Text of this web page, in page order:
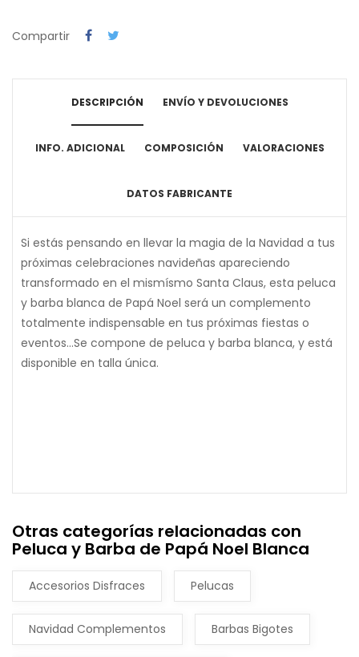
Compartir
DESCRIPCIÓN ENVÍO Y DEVOLUCIONES
INFO. ADICIONAL COMPOSICIÓN VALORACIONES
DATOS FABRICANTE
Si estás pensando en llevar la magia de la Navidad a tus
próximas celebraciones navideñas apareciendo
transformado en el mismísmo Santa Claus, esta peluca
y barba blanca de Papá Noel será un complemento
totalmente indispensable en tus próximas fiestas o
eventos...Se compone de peluca y barba blanca, y está
disponible en talla única.
Otras categorías relacionadas con
Peluca y Barba de Papá Noel Blanca
Accesorios Disfraces Pelucas
Navidad Complementos Barbas Bigotes